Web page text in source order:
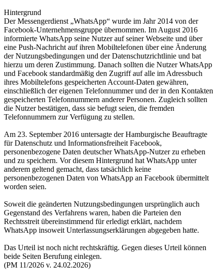
Hintergrund
Der Messengerdienst „WhatsApp“ wurde im Jahr 2014 von der
Facebook-Unternehmensgruppe übernommen. Im August 2016
informierte WhatsApp seine Nutzer auf seiner Webseite und über
eine Push-Nachricht auf ihren Mobiltelefonen über eine Änderung
der Nutzungsbedingungen und der Datenschutzrichtlinie und bat
hierzu um deren Zustimmung. Danach sollten die Nutzer WhatsApp
und Facebook standardmäßig den Zugriff auf alle im Adressbuch
ihres Mobiltelefons gespeicherten Account-Daten gewähren,
einschließlich der eigenen Telefonnummer und der in den Kontakten
gespeicherten Telefonnummern anderer Personen. Zugleich sollten
die Nutzer bestätigen, dass sie befugt seien, die fremden
Telefonnummern zur Verfügung zu stellen.
Am 23. September 2016 untersagte der Hamburgische Beauftragte
für Datenschutz und Informationsfreiheit Facebook,
personenbezogene Daten deutscher WhatsApp-Nutzer zu erheben
und zu speichern. Vor diesem Hintergrund hat WhatsApp unter
anderem geltend gemacht, dass tatsächlich keine
personenbezogenen Daten von WhatsApp an Facebook übermittelt
worden seien.
Soweit die geänderten Nutzungsbedingungen ursprünglich auch
Gegenstand des Verfahrens waren, haben die Parteien den
Rechtsstreit übereinstimmend für erledigt erklärt, nachdem
WhatsApp insoweit Unterlassungserklärungen abgegeben hatte.
Das Urteil ist noch nicht rechtskräftig. Gegen dieses Urteil können
beide Seiten Berufung einlegen.
(PM 11/2026 v. 24.02.2026)